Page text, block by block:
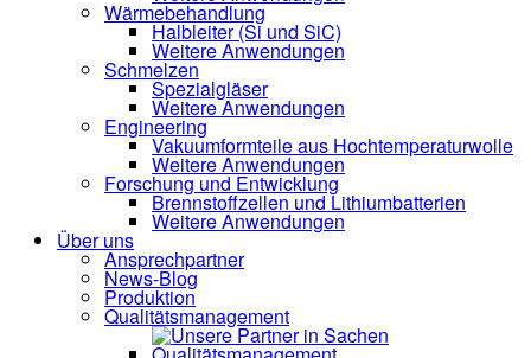
Wärmebehandlung
Halbleiter(Si und SiC)
Weitere Anwendungen
Schmelzen
Spezialgläser
Weitere Anwendungen
Engineering
Vakuumformteile aus Hochtemperaturwolle
Weitere Anwendungen
Forschung und Entwicklung
Brennstoffzellen und Lithiumbatterien
Weitere Anwendungen
Über uns
Ansprechpartner
News-Blog
Produktion
Qualitätsmanagement